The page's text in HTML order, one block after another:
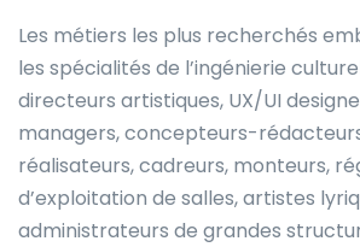
Les métiers les plus recherchés
les spécialités de l’ingénierie
directeurs artistiques, UX/UI
managers, concepteurs-
réalisateurs, cadreurs, monteurs,
d’exploitation de salles, artistes
administrateurs de grandes